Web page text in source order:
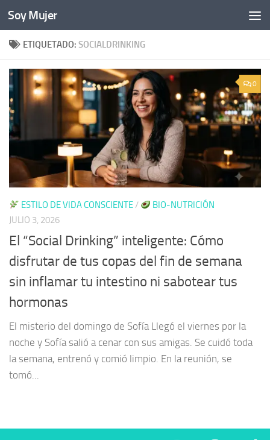
Bajo el contenido
Soy Mujer
ETIQUETADO: SOCIALDRINKING
0
ESTILO DE VIDA CONSCIENTE/
BIO-NUTRICIÓN
JULIO 3, 2026
El “Social Drinking” inteligente: Cómo
disfrutar de tus copas del fin de semana
sin inflamar tu intestino ni sabotear tus
hormonas
El misterio del domingo de Sofía Llegó el viernes por la
noche y Sofía salió a cenar con sus amigas. Se cuidó toda
la semana, entrenó y comió limpio. En la reunión, se
tomó...